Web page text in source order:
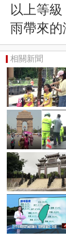
以上等
雨帶來的
相關新聞